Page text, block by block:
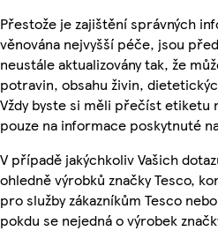
Přestože je zajištění správných
věnována nejvyšší péče, jsou
neustále aktualizovány tak, že
potravin, obsahu živin,
Vždy byste si měli přečíst etiketu
pouze na informace poskytnuté
V případě jakýchkoliv Vašich
ohledně výrobků značky Tesco,
pro služby zákazníkům Tesco
pokdu se nejedná o výrobek